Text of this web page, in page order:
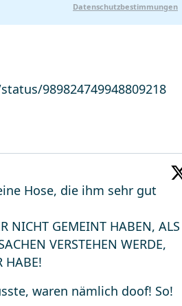
Datenschutzbestimmungen
989824749948809218
Hose, die ihm sehr gut
NICHT GEMEINT HABEN, ALS
VERSTEHEN WERDE,
HABE!
waren nämlich doof! So!